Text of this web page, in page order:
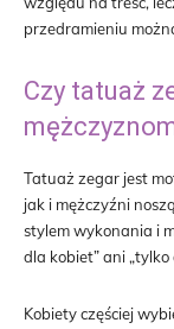
przedramieniu
Czy tatuaż
Tatuaż zegar jest
jak i mężczyźni
stylem wykonania i
dla kobiet” ani „tylko
Kobiety częściej